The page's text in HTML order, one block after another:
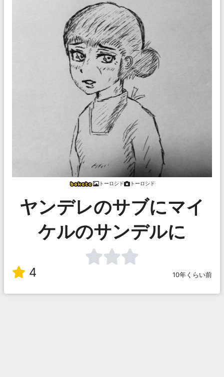
トーロシド トーロシド
ヤンデレのサブにマイ
ケルのサンデルに
4 10年くらい前